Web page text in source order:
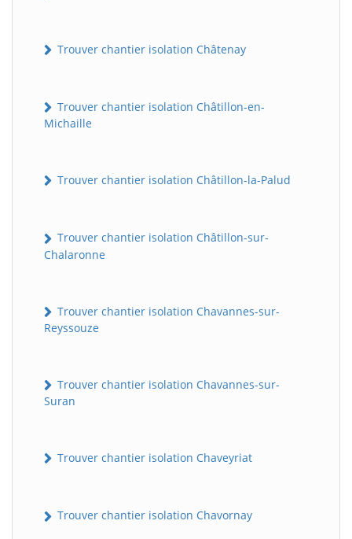
Trouver chantier isolation Châtenay
Trouver chantier isolation Châtillon-en-
Michaille
Trouver chantier isolation Châtillon-la-Palud
Trouver chantier isolation Châtillon-sur-
Chalaronne
Trouver chantier isolation Chavannes-sur-
Reyssouze
Trouver chantier isolation Chavannes-sur-
Suran
Trouver chantier isolation Chaveyriat
Trouver chantier isolation Chavornay